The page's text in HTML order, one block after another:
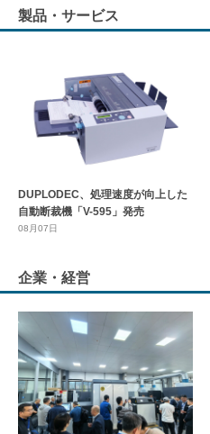
製品・サービス
DUPLODEC、処理速度が向上した
自動断裁機「V-595」発売
08月07日
企業・経営